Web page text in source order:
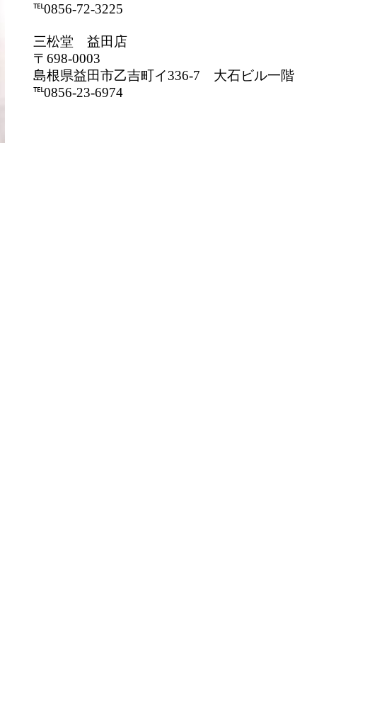
℡0856-72-3225
三松堂 益田店
〒698-0003
島根県益田市乙吉町イ336-7 大石ビル一階
℡0856-23-6974